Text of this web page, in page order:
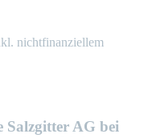
nichtfinanziellem
Salzgitter AG bei